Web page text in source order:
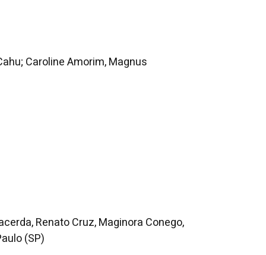
Caroline Amorim, Magnus
Renato Cruz, Maginora Conego,
(SP)